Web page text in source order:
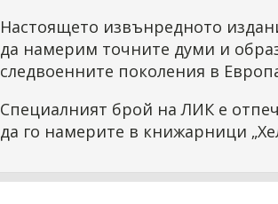
Настоящето извънредното
да намерим точните думи и
следвоенните поколения в
Специалният брой на ЛИК е
да го намерите в книжарници